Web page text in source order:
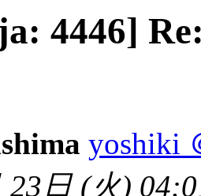
4446]
yoshiki
日 (火)